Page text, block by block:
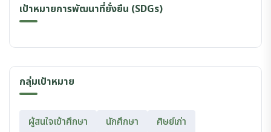
เป้าหมายการพัฒนาที่ยั่งยืน (SDGs)
กลุ่มเป้าหมาย
ผู้สนใจเข้าศึกษา นักศึกษา
ศิษย์เก่า